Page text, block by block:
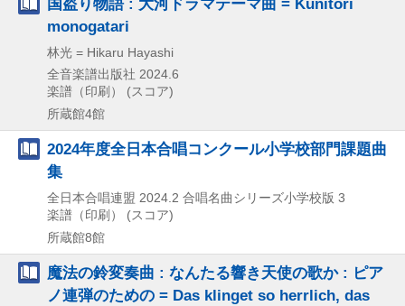
国盗り物語 : 大河ドラマテーマ曲 = Kunitori
monogatari
林光 = Hikaru Hayashi
全音楽譜出版社 2024.6
楽譜（印刷） (スコア)
所蔵館4館
2024年度全日本合唱コンクール小学校部門課題曲
集
全日本合唱連盟 2024.2 合唱名曲シリーズ小学校版 3
楽譜（印刷） (スコア)
所蔵館8館
魔法の鈴変奏曲 : なんたる響き天使の歌か : ピア
ノ連弾のための = Das klinget so herrlich, das